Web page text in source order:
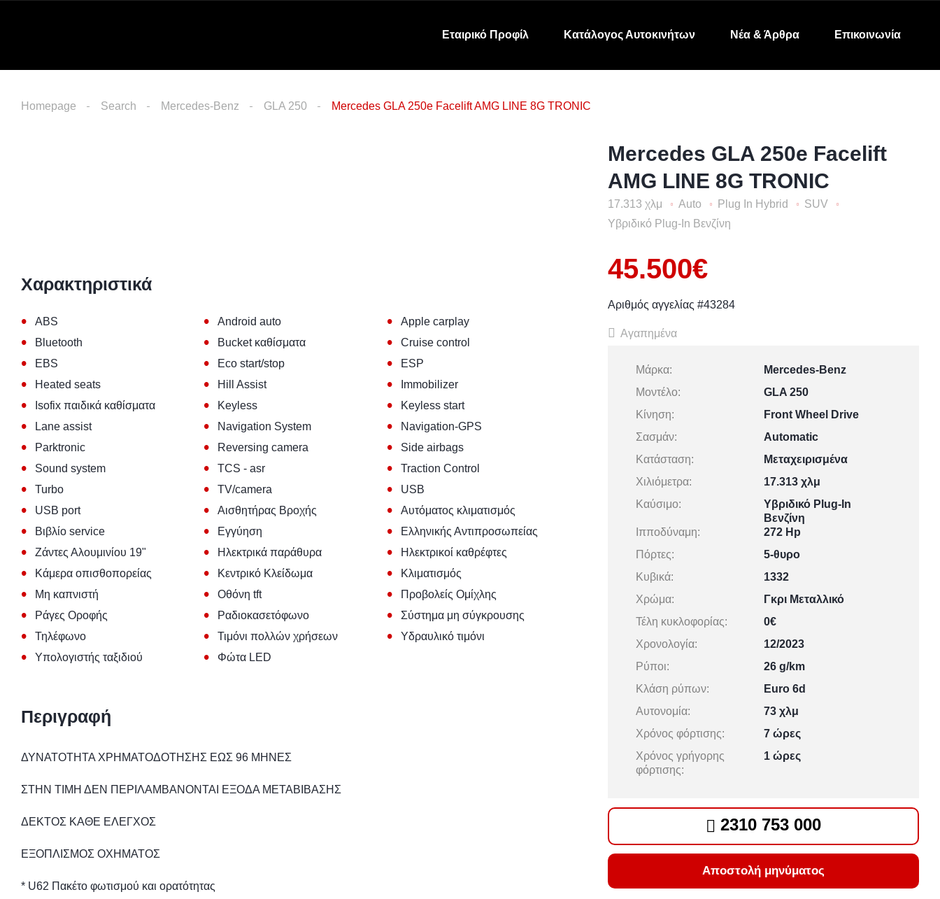
Εταιρικό Προφίλ Κατάλογος Αυτοκινήτων Νέα & Άρθρα Επικοινωνία
Homepage Search Mercedes-Benz GLA 250 Mercedes GLA 250e Facelift AMG LINE 8G TRONIC
Χαρακτηριστικά
• ABS • Android auto • Apple carplay
• Bluetooth • Bucket καθίσματα • Cruise control
• EBS • Eco start/stop • ESP
• Heated seats • Hill Assist • Immobilizer
• Isofix παιδικά καθίσματα • Keyless • Keyless start
• Lane assist • Navigation System • Navigation-GPS
• Parktronic • Reversing camera • Side airbags
• Sound system • TCS - asr • Traction Control
• Turbo • TV/camera • USB
• USB port • Αισθητήρας Βροχής • Αυτόματος κλιματισμός
• Βιβλίο service • Εγγύηση • Ελληνικής Αντιπροσωπείας
• Ζάντες Αλουμινίου 19" • Ηλεκτρικά παράθυρα • Ηλεκτρικοί καθρέφτες
• Κάμερα οπισθοπορείας • Κεντρικό Κλείδωμα • Κλιματισμός
• Μη καπνιστή • Οθόνη tft • Προβολείς Ομίχλης
• Ράγες Οροφής • Ραδιοκασετόφωνο • Σύστημα μη σύγκρουσης
• Τηλέφωνο • Τιμόνι πολλών χρήσεων • Υδραυλικό τιμόνι
• Υπολογιστής ταξιδιού • Φώτα LED
Περιγραφή
ΔΥΝΑΤΟΤΗΤΑ ΧΡΗΜΑΤΟΔΟΤΗΣΗΣ ΕΩΣ 96 ΜΗΝΕΣ
ΣΤΗΝ ΤΙΜΗ ΔΕΝ ΠΕΡΙΛΑΜΒΑΝΟΝΤΑΙ ΕΞΟΔΑ ΜΕΤΑΒΙΒΑΣΗΣ
ΔΕΚΤΟΣ ΚΑΘΕ ΕΛΕΓΧΟΣ
ΕΞΟΠΛΙΣΜΟΣ ΟΧΗΜΑΤΟΣ
* U62 Πακέτο φωτισμού και ορατότητας
Mercedes GLA 250e Facelift
AMG LINE 8G TRONIC
17.313 χλμ Auto Plug In Hybrid
SUV
Υβριδικό Plug-In Βενζίνη
45.500€
Αριθμός αγγελίας #43284
Αγαπημένα
Μάρκα:
Mercedes-Benz
Μοντέλο:
GLA 250
Κίνηση:
Front Wheel Drive
Σασμάν:
Automatic
Κατάσταση:
Μεταχειρισμένα
Χιλιόμετρα:
17.313 χλμ
Καύσιμο:
Υβριδικό Plug-In
Βενζίνη
Ιπποδύναμη:
272 Hp
Πόρτες:
5-θυρο
Κυβικά:
1332
Χρώμα:
Γκρι Μεταλλικό
Τέλη κυκλοφορίας:
0€
Χρονολογία:
12/2023
Ρύποι:
26 g/km
Κλάση ρύπων:
Euro 6d
Αυτονομία:
73 χλμ
Χρόνος φόρτισης:
7 ώρες
Χρόνος γρήγορης
φόρτισης:
1 ώρες
2310 753 000
Αποστολή μηνύματος